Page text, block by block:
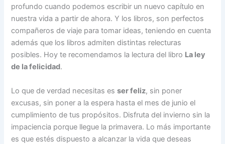
profundo cuando podemos escribir un nuevo capítulo en
nuestra vida a partir de ahora. Y los libros, son perfectos
compañeros de viaje para tomar ideas, teniendo en cuenta
además que los libros admiten distintas relecturas
posibles. Hoy te recomendamos la lectura del libro La ley
de la felicidad.
Lo que de verdad necesitas esser feliz, sin poner
excusas, sin poner a la espera hasta el mes de junio el
cumplimiento de tus propósitos. Disfruta del invierno sin la
impaciencia porque llegue la primavera. Lo más importante
es que estés dispuesto a alcanzar la vida que deseas